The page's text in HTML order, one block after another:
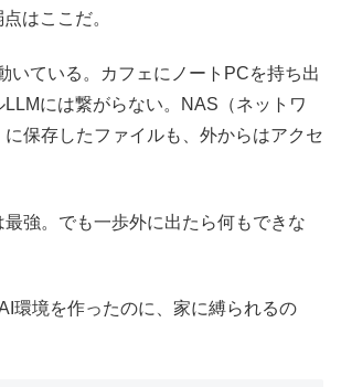
はここだ。
いている。カフェにノートPCを持ち出
LLMには繋がらない。NAS（ネットワ
保存したファイルも、外からはアクセ
最強。でも一歩外に出たら何もできな
環境を作ったのに、家に縛られるの